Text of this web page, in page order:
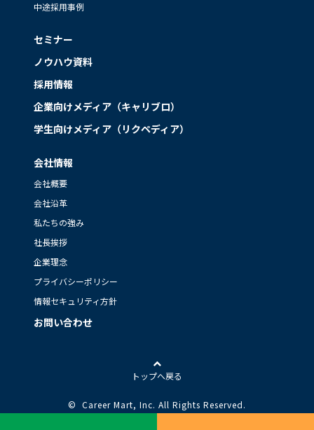
中途採用事例
セミナー
ノウハウ資料
採用情報
企業向けメディア（キャリブロ）
学生向けメディア（リクペディア）
会社情報
会社概要
会社沿革
私たちの強み
社長挨拶
企業理念
プライバシーポリシー
情報セキュリティ方針
お問い合わせ
トップへ戻る
© Career Mart, Inc. All Rights Reserved.